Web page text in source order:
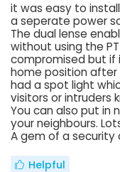
it was easy to
a seperate power
The dual lense
without using the
compromised but
home position after
had a spot light
visitors or intruders
You can also put in
your neighbours.
A gem of a security
Helpful